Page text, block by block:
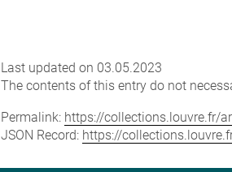
Last updated on 03.05.2023
The contents of this entry do not
Permalink: https://collections.louvre.fr/
JSON Record: https://